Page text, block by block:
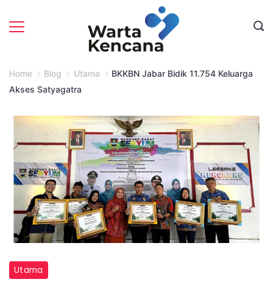
to
Home Blog Utama
BKKBN Jabar Bidik 11.754 Keluarga
Akses Satyagatra
Utama